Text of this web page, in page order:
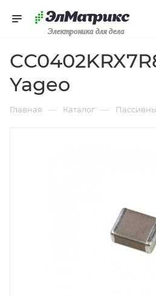
Электроника для дела
Yageo
Главная — Каталог —